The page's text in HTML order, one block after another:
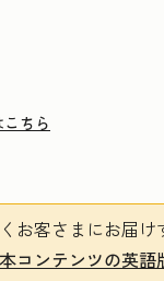
ちら
お客さまにお届
本コンテンツの英語